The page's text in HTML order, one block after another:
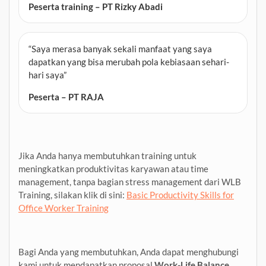
Peserta training – PT Rizky Abadi
“Saya merasa banyak sekali manfaat yang saya
dapatkan yang bisa merubah pola kebiasaan sehari-
hari saya”
Peserta – PT RAJA
Jika Anda hanya membutuhkan training untuk
meningkatkan produktivitas karyawan atau time
management, tanpa bagian stress management dari WLB
Training, silakan klik di sini: Basic Productivity Skills for
Office Worker Training
Bagi Anda yang membutuhkan, Anda dapat menghubungi